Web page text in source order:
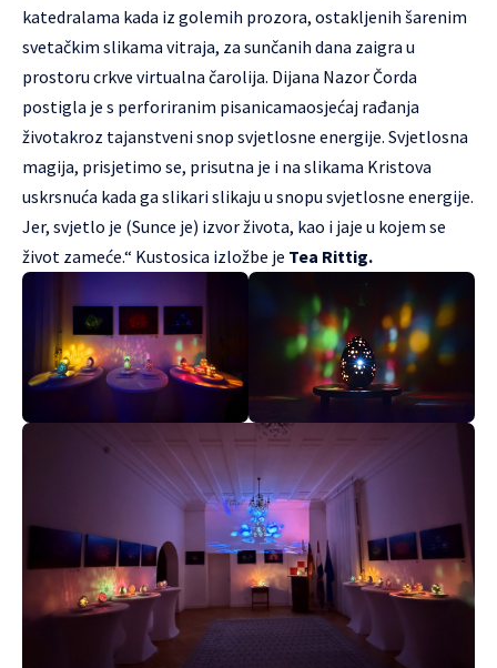
katedralama kada iz golemih prozora, ostakljenih šarenim
svetačkim slikama vitraja, za sunčanih dana zaigra u
prostoru crkve virtualna čarolija. Dijana Nazor Čorda
postigla je s perforiranim pisanicamaosjećaj rađanja
životakroz tajanstveni snop svjetlosne energije. Svjetlosna
magija, prisjetimo se, prisutna je i na slikama Kristova
uskrsnuća kada ga slikari slikaju u snopu svjetlosne energije.
Jer, svjetlo je (Sunce je) izvor života, kao i jaje u kojem se
život zameće.“ Kustosica izložbe je Tea Rittig.